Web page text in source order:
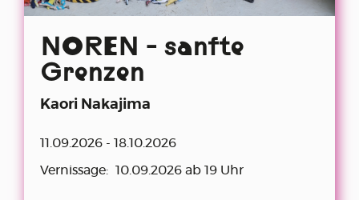
NOREN - sanfte
Grenzen
Kaori Nakajima
11.09.2026 - 18.10.2026
Vernissage: 10.09.2026 ab 19 Uhr